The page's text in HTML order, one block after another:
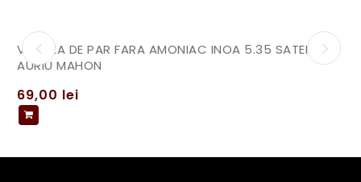
VOPSEA DE PAR FARA AMONIAC INOA 5.35 SATEN
AURIU MAHON
69,00 lei